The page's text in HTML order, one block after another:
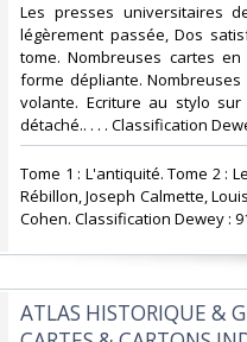
‎Les presses universitaires
légèrement passée, Dos
tome. Nombreuses cartes
forme dépliante.
volante. Ecriture au stylo
détaché.. . . . Classification
‎Tome 1 : L'antiquité. Tome 2 :
Rébillon, Joseph Calmette,
Cohen. Classification Dewey :
‎ATLAS HISTORIQUE &